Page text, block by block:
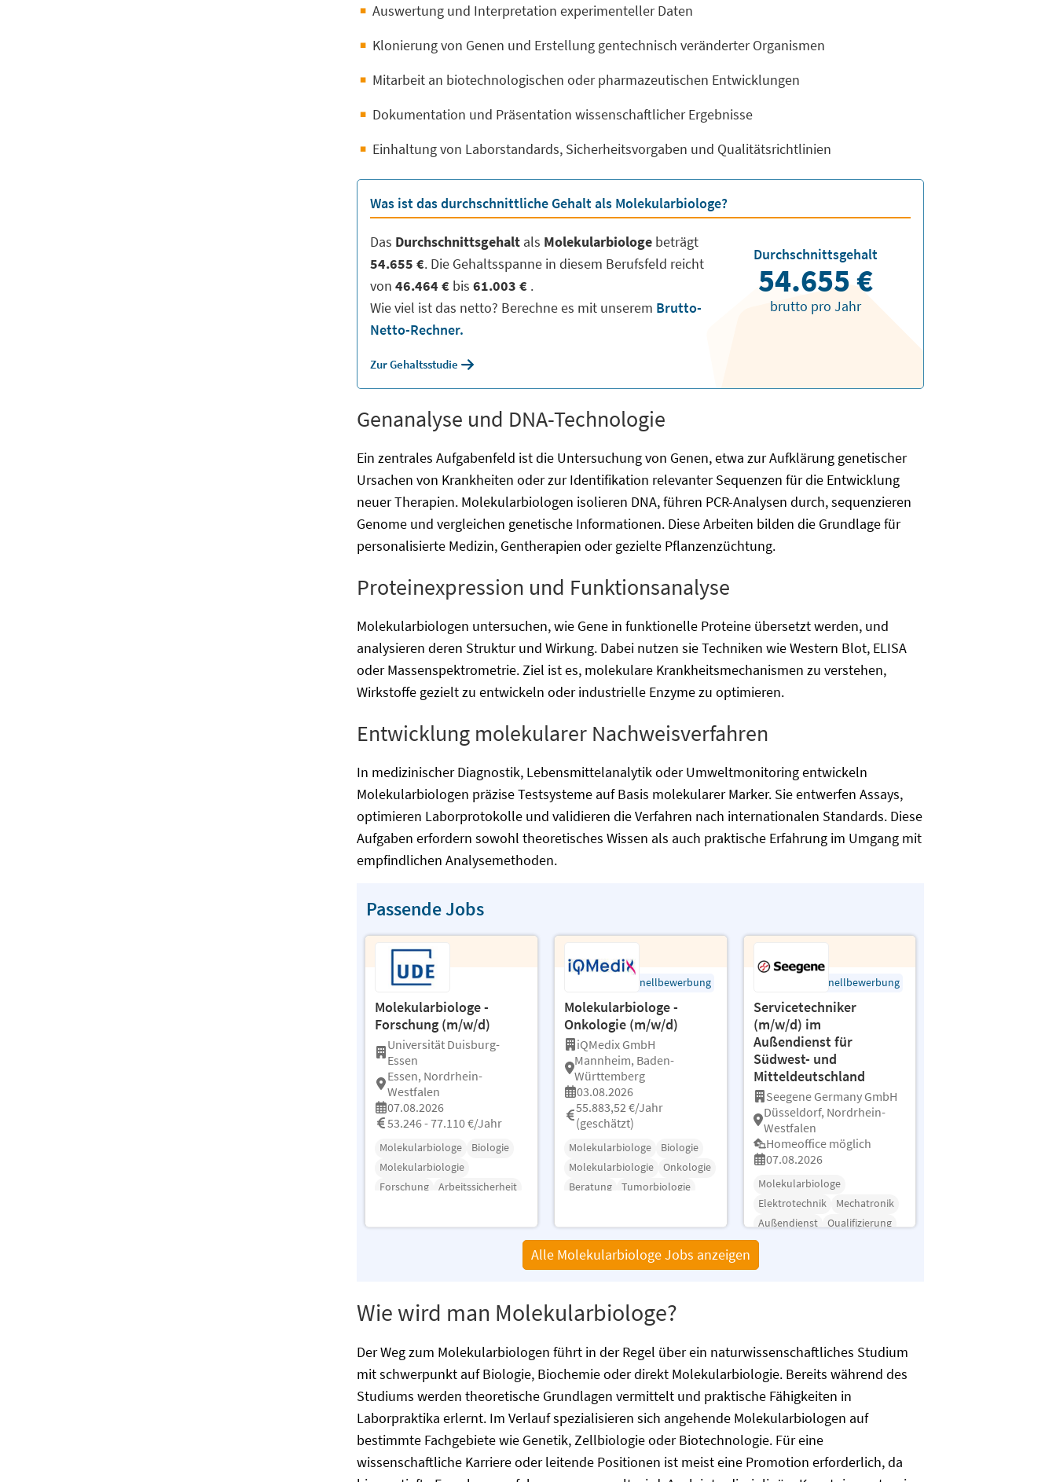
Auswertung und Interpretation experimenteller Daten
Klonierung von Genen und Erstellung gentechnisch veränderter Organismen
Mitarbeit an biotechnologischen oder pharmazeutischen Entwicklungen
Dokumentation und Präsentation wissenschaftlicher Ergebnisse
Einhaltung von Laborstandards, Sicherheitsvorgaben und Qualitätsrichtlinien
Was ist das durchschnittliche Gehalt als Molekularbiologe?
Das Durchschnittsgehalt als Molekularbiologe beträgt
54.655 €. Die Gehaltsspanne in diesem Berufsfeld reicht
von46.464 € bis61.003 € .
Wie viel ist das netto? Berechne es mit unserem Brutto-
Netto-Rechner.
Zur Gehaltsstudie
Durchschnittsgehalt
54.655 €
brutto pro Jahr
Genanalyse und DNA-Technologie
Ein zentrales Aufgabenfeld ist die Untersuchung von Genen, etwa zur Aufklärung genetischer
Ursachen von Krankheiten oder zur Identifikation relevanter Sequenzen für die Entwicklung
neuer Therapien. Molekularbiologen isolieren DNA, führen PCR-Analysen durch, sequenzieren
Genome und vergleichen genetische Informationen. Diese Arbeiten bilden die Grundlage für
personalisierte Medizin, Gentherapien oder gezielte Pflanzenzüchtung.
Proteinexpression und Funktionsanalyse
Molekularbiologen untersuchen, wie Gene in funktionelle Proteine übersetzt werden, und
analysieren deren Struktur und Wirkung. Dabei nutzen sie Techniken wie Western Blot, ELISA
oder Massenspektrometrie. Ziel ist es, molekulare Krankheitsmechanismen zu verstehen,
Wirkstoffe gezielt zu entwickeln oder industrielle Enzyme zu optimieren.
Entwicklung molekularer Nachweisverfahren
In medizinischer Diagnostik, Lebensmittelanalytik oder Umweltmonitoring entwickeln
Molekularbiologen präzise Testsysteme auf Basis molekularer Marker. Sie entwerfen Assays,
optimieren Laborprotokolle und validieren die Verfahren nach internationalen Standards. Diese
Aufgaben erfordern sowohl theoretisches Wissen als auch praktische Erfahrung im Umgang mit
empfindlichen Analysemethoden.
Passende Jobs
Molekularbiologe -
Forschung (m/w/d)
Universität Duisburg-
Essen
Essen, Nordrhein-
Westfalen
07.08.2026
53.246 - 77.110 €/Jahr
Molekularbiologe
Biologie
Molekularbiologie
Forschung
Arbeitssicherheit
Schnellbewerbung
Molekularbiologe -
Onkologie (m/w/d)
iQMedix GmbH
Mannheim, Baden-
Württemberg
03.08.2026
55.883,52 €/Jahr
(geschätzt)
Molekularbiologe
Biologie
Molekularbiologie
Onkologie
Beratung
Tumorbiologie
Schnellbewerbung
Servicetechniker
(m/w/d) im
Außendienst für
Südwest- und
Mitteldeutschland
Seegene Germany GmbH
Düsseldorf, Nordrhein-
Westfalen
Homeoffice möglich
07.08.2026
Molekularbiologe
Elektrotechnik
Mechatronik
Außendienst
Qualifizierung
Wartung
Alle Molekularbiologe Jobs anzeigen
Wie wird man Molekularbiologe?
Der Weg zum Molekularbiologen führt in der Regel über ein naturwissenschaftliches Studium
mit schwerpunkt auf Biologie, Biochemie oder direkt Molekularbiologie. Bereits während des
Studiums werden theoretische Grundlagen vermittelt und praktische Fähigkeiten in
Laborpraktika erlernt. Im Verlauf spezialisieren sich angehende Molekularbiologen auf
bestimmte Fachgebiete wie Genetik, Zellbiologie oder Biotechnologie. Für eine
wissenschaftliche Karriere oder leitende Positionen ist meist eine Promotion erforderlich, da